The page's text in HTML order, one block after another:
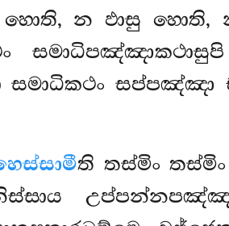
හොති, න ඵාසු හොති,
සප්පඤ්ඤා
ති තස්මිං